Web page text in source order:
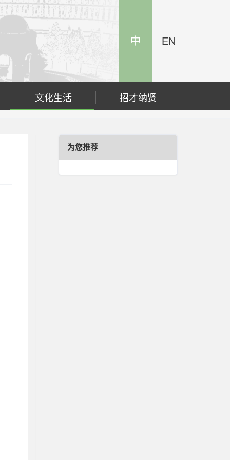
中 EN
文化生活 招才纳贤
为您推荐